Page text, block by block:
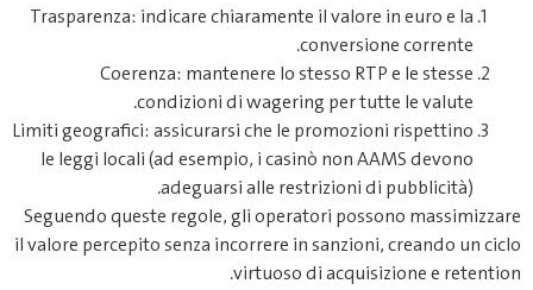
Trasparenza: indicare chiaramente il valore in euro e la
conversione corrente.
Coerenza: mantenere lo stesso RTP e le stesse
condizioni di wagering per tutte le valute.
Limiti geografici: assicurarsi che le promozioni rispettino
le leggi locali (ad esempio, i casinò non AAMS devono
adeguarsi alle restrizioni di pubblicità).
Seguendo queste regole, gli operatori possono massimizzare
il valore percepito senza incorrere in sanzioni, creando un ciclo
virtuoso di acquisizione e retention.